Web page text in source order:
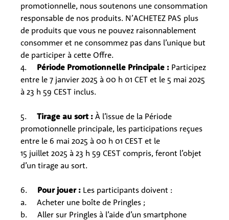
promotionnelle, nous soutenons une consommation
responsable de nos produits. N’ACHETEZ PAS plus
de produits que vous ne pouvez raisonnablement
consommer et ne consommez pas dans l’unique but
de participer à cette Offre.
4. Période Promotionnelle Principale : Participez
entre le 7 janvier 2025 à 00 h 01 CET et le 5 mai 2025
à 23 h 59 CEST inclus.
5. Tirage au sort : À l’issue de la Période
promotionnelle principale, les participations reçues
entre le 6 mai 2025 à 00 h 01 CEST et le
15 juillet 2025 à 23 h 59 CEST compris, feront l’objet
d’un tirage au sort.
6. Pour jouer : Les participants doivent :
a. Acheter une boîte de Pringles ;
b. Aller sur Pringles à l’aide d’un smartphone